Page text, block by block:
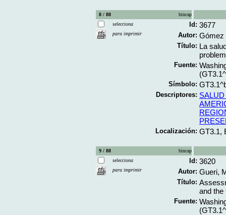
8 / 88
bincap
selecciona
para imprimir
Id: 3677
Autor: Gómez
Título: La
Fuente:
Símbolo:
Descriptores:
Localización: GT3.1,
9 / 88
bincap
selecciona
para imprimir
Id: 3620
Autor: Gueri,
Título:
and the
Fuente: